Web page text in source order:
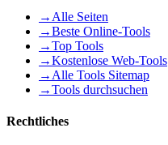
→ Alle Seiten
→Beste Online-Tools
→Top Tools
→Kostenlose Web-Tools
→ Alle Tools Sitemap
→Tools durchsuchen
Rechtliches